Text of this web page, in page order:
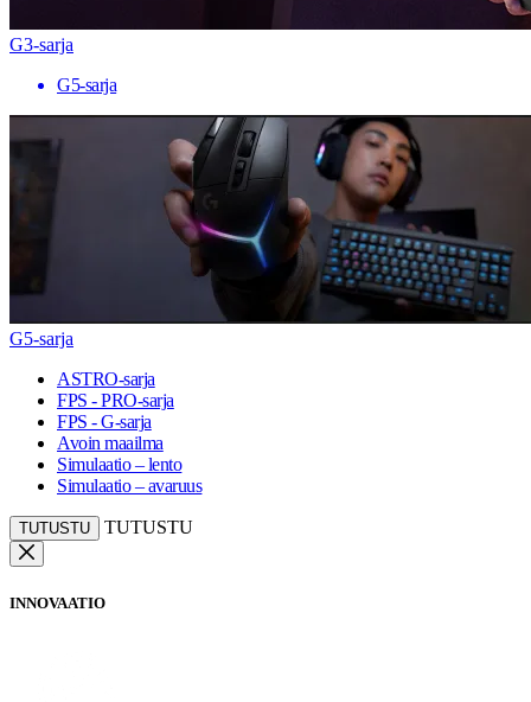
G3-sarja
G5-sarja
G5-sarja
ASTRO-sarja
FPS - PRO-sarja
FPS - G-sarja
Avoin maailma
Simulaatio – lento
Simulaatio – avaruus
TUTUSTU TUTUSTU
INNOVAATIO